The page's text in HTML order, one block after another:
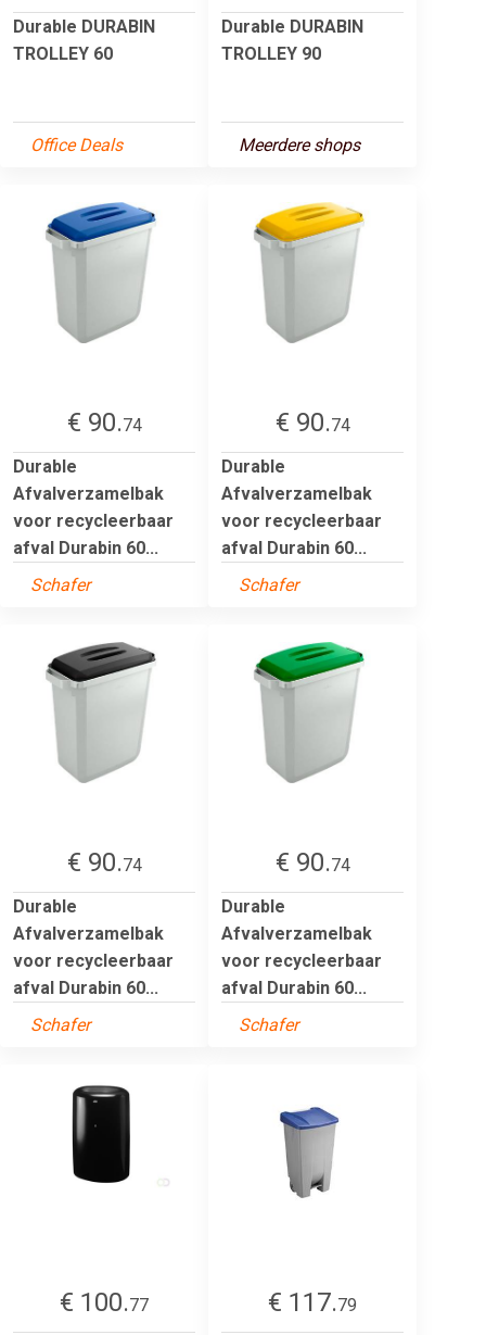
Durable DURABIN
TROLLEY 60
Office Deals
Durable DURABIN
TROLLEY 90
Meerdere shops
€ 90.74
Durable
Afvalverzamelbak
voor recycleerbaar
afval Durabin 60...
Schafer
€ 90.74
Durable
Afvalverzamelbak
voor recycleerbaar
afval Durabin 60...
Schafer
€ 90.74
Durable
Afvalverzamelbak
voor recycleerbaar
afval Durabin 60...
Schafer
€ 90.74
Durable
Afvalverzamelbak
voor recycleerbaar
afval Durabin 60...
Schafer
€ 100.77
€ 117.79